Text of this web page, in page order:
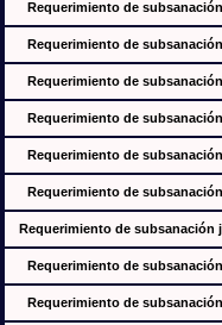
Requerimiento de
Requerimiento de
Requerimiento de
Requerimiento de
Requerimiento de
Requerimiento de
Requerimiento de subsanación
Requerimiento de
Requerimiento de